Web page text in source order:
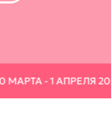
30 МАРТА - 1